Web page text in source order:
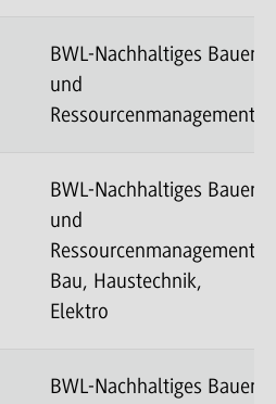
BWL-Nachhaltiges Bauen
und
Ressourcenmanagement
BWL-Nachhaltiges Bauen
und
Ressourcenmanagement-
Bau, Haustechnik,
Elektro
BWL-Nachhaltiges Bauen